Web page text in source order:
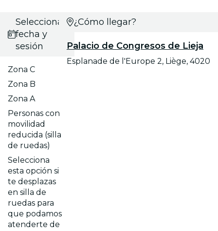
Selecciona
fecha y
sesión
Zona C
Zona B
Zona A
Personas con
movilidad
reducida (silla
de ruedas)
Selecciona
esta opción si
te desplazas
en silla de
ruedas para
que podamos
atenderte de
¿Cómo llegar?
Palacio de Congresos de Lieja
Esplanade de l'Europe 2, Liège, 4020